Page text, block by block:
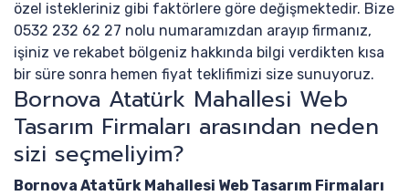
özel istekleriniz gibi faktörlere göre değişmektedir. Bize
0532 232 62 27 nolu numaramızdan arayıp firmanız,
işiniz ve rekabet bölgeniz hakkında bilgi verdikten kısa
bir süre sonra hemen fiyat teklifimizi size sunuyoruz.
Bornova Atatürk Mahallesi Web
Tasarım Firmaları arasından neden
sizi seçmeliyim?
Bornova Atatürk Mahallesi Web Tasarım Firmaları